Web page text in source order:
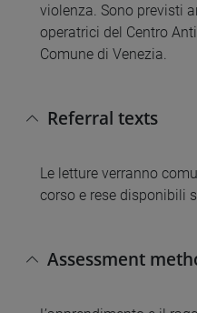
violenza. Sono previsti
operatrici del Centro
Comune di Venezia.
Referral texts
Le letture verranno
corso e rese disponibili
Assessment